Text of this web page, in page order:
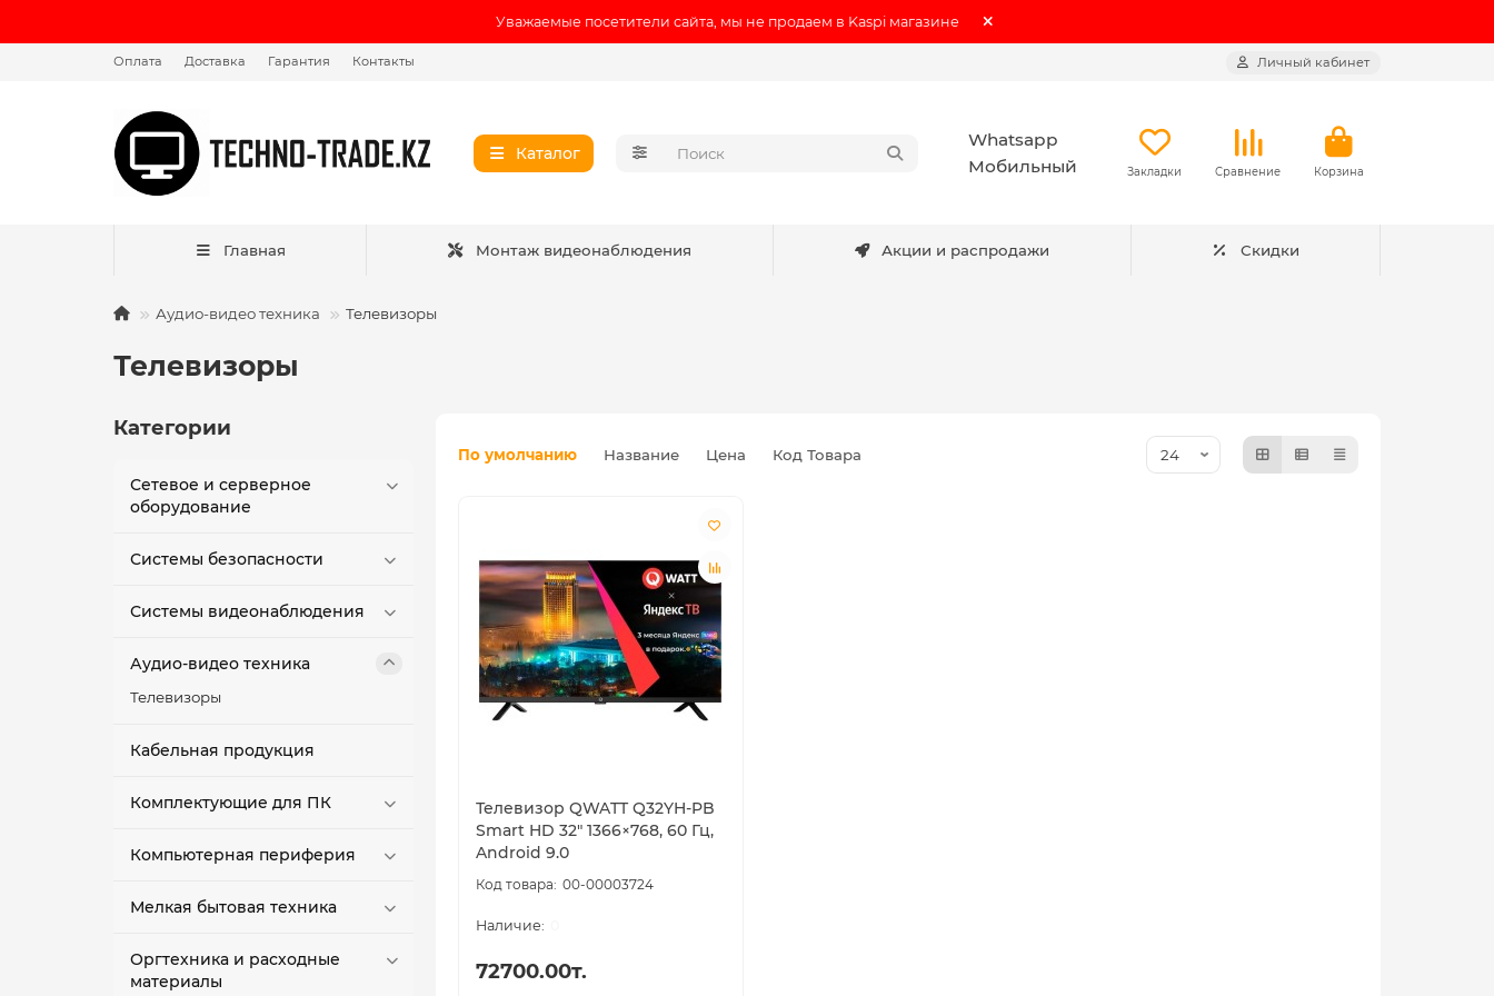
Уважаемые посетители сайта, мы не продаем в Kaspi магазине
Оплата Доставка Гарантия Контакты Личный кабинет
Каталог
Whatsapp
Мобильный
Закладки Сравнение Корзина
Главная Монтаж видеонаблюдения Акции и распродажи Скидки
Аудио-видео техника Телевизоры
Телевизоры
Категории
Сетевое и серверное
оборудование
Системы безопасности
Системы видеонаблюдения
Аудио-видео техника
Телевизоры
Кабельная продукция
Комплектующие для ПК
Компьютерная периферия
Мелкая бытовая техника
Оргтехника и расходные
материалы
По умолчанию Название Цена Код Товара
Телевизор QWATT Q32YH-PB
Smart HD 32" 1366×768, 60 Гц,
Android 9.0
00-00003724
72700.00т.